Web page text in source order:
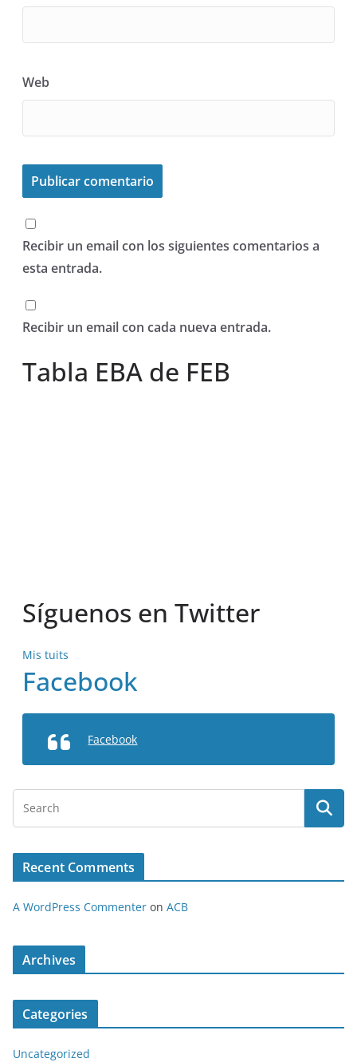
Web
Recibir un email con los siguientes comentarios a
esta entrada.
Recibir un email con cada nueva entrada.
Tabla EBA de FEB
Síguenos en Twitter
Mis tuits
Facebook
Facebook
Recent Comments
A WordPress Commenter on ACB
Archives
Categories
Uncategorized